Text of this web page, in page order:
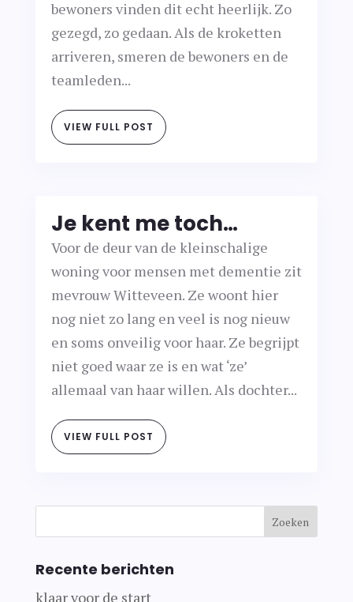
bewoners vinden dit echt heerlijk. Zo
gezegd, zo gedaan. Als de kroketten
arriveren, smeren de bewoners en de
teamleden...
VIEW FULL POST
Je kent me toch…
Voor de deur van de kleinschalige
woning voor mensen met dementie zit
mevrouw Witteveen. Ze woont hier
nog niet zo lang en veel is nog nieuw
en soms onveilig voor haar. Ze begrijpt
niet goed waar ze is en wat ‘ze’
allemaal van haar willen. Als dochter...
VIEW FULL POST
Recente berichten
klaar voor de start